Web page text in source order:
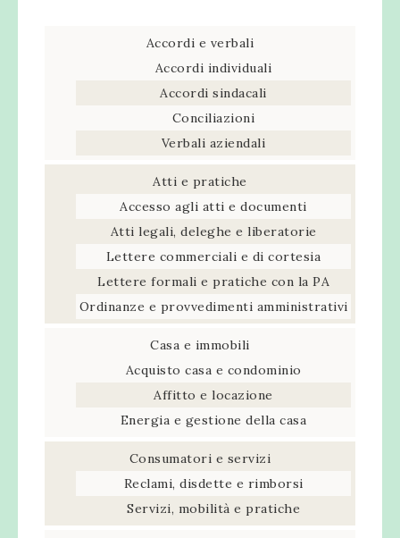
Accordi e verbali
Accordi individuali
Accordi sindacali
Conciliazioni
Verbali aziendali
Atti e pratiche
Accesso agli atti e documenti
Atti legali, deleghe e liberatorie
Lettere commerciali e di cortesia
Lettere formali e pratiche con la PA
Ordinanze e provvedimenti amministrativi
Casa e immobili
Acquisto casa e condominio
Affitto e locazione
Energia e gestione della casa
Consumatori e servizi
Reclami, disdette e rimborsi
Servizi, mobilità e pratiche